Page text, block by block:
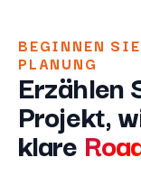
BEGINNEN
PLANUNG
Erzählen
Projekt,
klare